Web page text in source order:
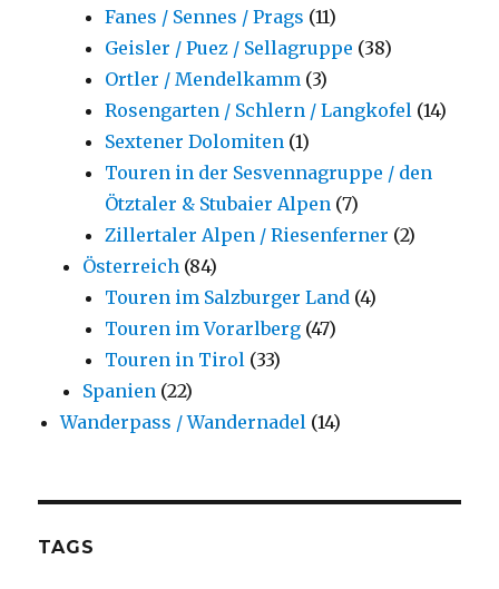
Fanes / Sennes / Prags (11)
Geisler / Puez / Sellagruppe (38)
Ortler / Mendelkamm (3)
Rosengarten / Schlern / Langkofel (14)
Sextener Dolomiten (1)
Touren in der Sesvennagruppe / den
Ötztaler & Stubaier Alpen (7)
Zillertaler Alpen / Riesenferner (2)
Österreich (84)
Touren im Salzburger Land (4)
Touren im Vorarlberg (47)
Touren in Tirol (33)
Spanien (22)
Wanderpass / Wandernadel (14)
TAGS